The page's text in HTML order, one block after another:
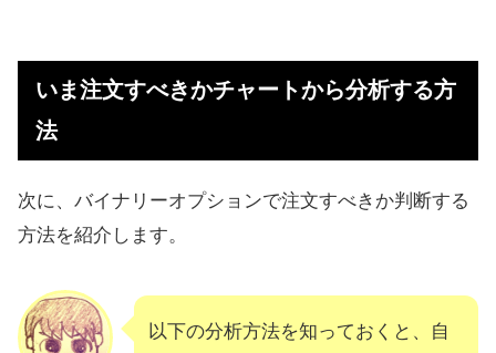
いま注文すべきかチャートから分析する方
法
次に、バイナリーオプションで注文すべきか判断する
方法を紹介します。
以下の分析方法を知っておくと、自